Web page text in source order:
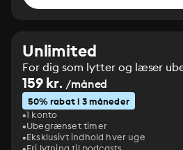
Unlimited
For dig som lytter og læser
159 kr. /måned
50% rabat i 3 måneder
1 konto
Ubegrænset timer
Eksklusivt indhold hver uge